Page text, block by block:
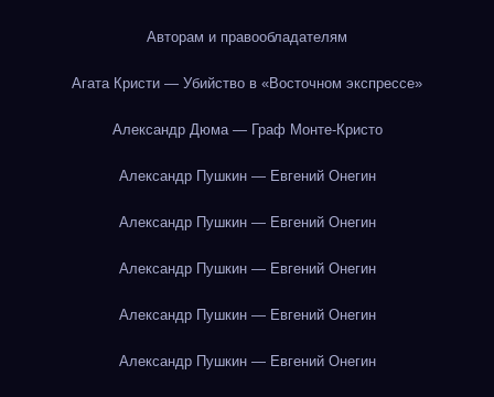
Авторам и правообладателям
Агата Кристи — Убийство в «Восточном экспрессе»
Александр Дюма — Граф Монте-Кристо
Александр Пушкин — Евгений Онегин
Александр Пушкин — Евгений Онегин
Александр Пушкин — Евгений Онегин
Александр Пушкин — Евгений Онегин
Александр Пушкин — Евгений Онегин